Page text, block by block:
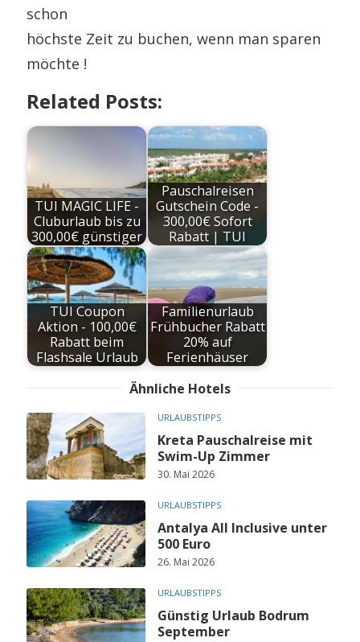
schon
höchste Zeit zu buchen, wenn man sparen
möchte !
Related Posts:
TUI MAGIC LIFE -
Cluburlaub bis zu
300,00€ günstiger
Pauschalreisen
Gutschein Code -
300,00€ Sofort
Rabatt | TUI
TUI Coupon
Aktion - 100,00€
Rabatt beim
Flashsale Urlaub
Familienurlaub
Frühbucher Rabatt
20% auf
Ferienhäuser
Ähnliche Hotels
URLAUBSTIPPS
Kreta Pauschalreise mit
Swim-Up Zimmer
30. Mai 2026
URLAUBSTIPPS
Antalya All Inclusive unter
500 Euro
26. Mai 2026
URLAUBSTIPPS
Günstig Urlaub Bodrum
September